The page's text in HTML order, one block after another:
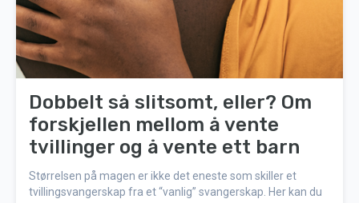
Dobbelt så slitsomt, eller? Om
forskjellen mellom å vente
tvillinger og å vente ett barn
Størrelsen på magen er ikke det eneste som skiller et
tvillingsvangerskap fra et “vanlig” svangerskap. Her kan du